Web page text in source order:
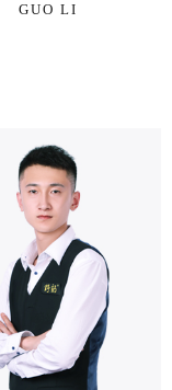
GUO LI